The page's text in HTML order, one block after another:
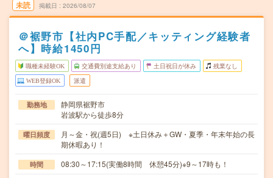
未読 掲載日 2026/08/07
＠裾野市【社内PC手配／キッティング経験者
へ】時給1450円
職種未経験OK 交通費別途支給あり 土日祝日が休み 残業なし
WEB登録OK 派遣
勤務地
静岡県裾野市
岩波駅から徒歩8分
曜日頻度
月～金・祝(週5日) ※土日休み＋GW・夏季・年末年始の長
期休暇あり！
時間 08:30～17:15(実働8時間 休憩45分)※9～17時も！